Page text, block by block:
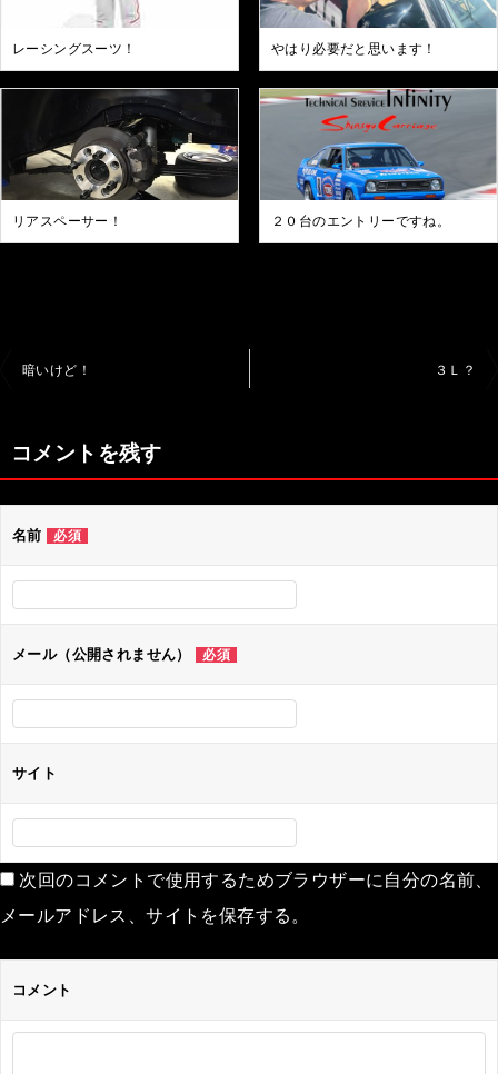
レーシングスーツ！ やはり必要だと思います！
リアスペーサー！ ２０台のエントリーですね。
ビ
ゲ
ー
シ
ョ
ン
暗いけど！ ３Ｌ？
コメントを残す
名前 必須
メール（公開されません） 必須
サイト
次回のコメントで使用するためブラウザーに自分の名前、
メールアドレス、サイトを保存する。
コメント